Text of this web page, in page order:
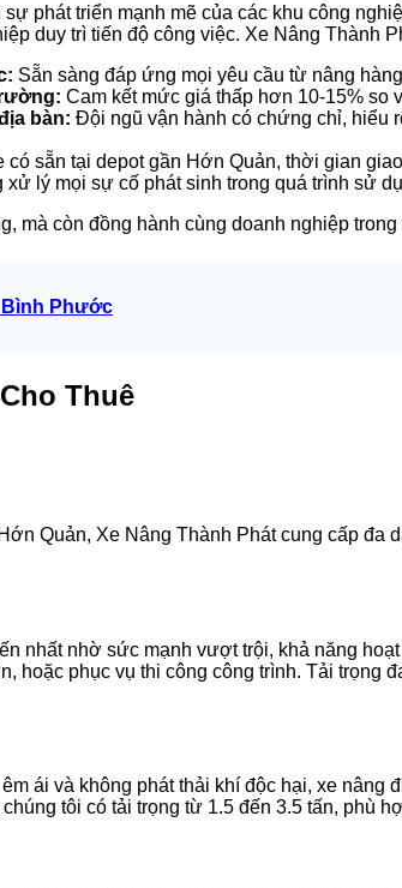
phát triển mạnh mẽ của các khu công
duy trì tiến độ công việc. Xe Nâng Thành
Sẵn sàng đáp ứng mọi yêu cầu từ nâng
Cam kết mức giá thấp hơn 10-15% so
bàn: Đội ngũ vận hành có chứng chỉ, hiểu
có sẵn tại depot gần Hớn Quản, thời gian
xử lý mọi sự cố phát sinh trong quá trình sử
mà còn đồng hành cùng doanh nghiệp
Bình Phước
Thuê
Quản, Xe Nâng Thành Phát cung cấp
nhất nhờ sức mạnh vượt trội, khả năng
hoặc phục vụ thi công công trình. Tải
ái và không phát thải khí độc hại, xe
tôi có tải trọng từ 1.5 đến 3.5 tấn, phù